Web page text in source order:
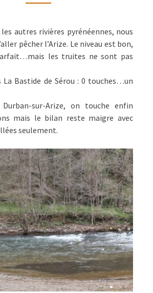
les autres rivières pyrénéennes, nous
pêcher l’Arize. Le niveau est bon,
les truites ne sont pas
La Bastide de Sérou : 0 touches…un
Durban-sur-Arize, on touche enfin
mais le bilan reste maigre avec
seulement.